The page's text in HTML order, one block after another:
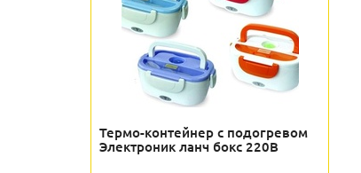
Термо-контейнер с подогревом
Электроник ланч бокс 220В